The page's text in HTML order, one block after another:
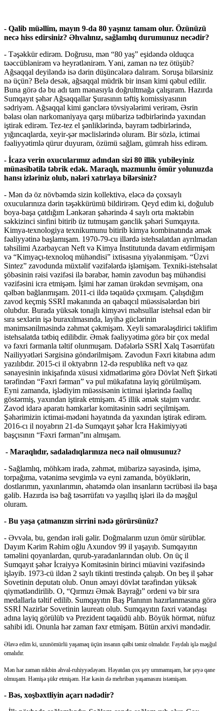
- Qalib müəllim, mayın 9-da 80 yaşınız tamam olur. Özünüzü
necə hiss edirsiniz? Əhvalınız, sağlamlıq durumunuz necədir?
- Təşəkkür edirəm. Doğrusu, mən “80 yaş” eşidəndə olduqca
təəccüblənirəm və heyrətlənirəm. Yəni, zaman nə tez ötüşüb?
Ağsaqqal deyiləndə isə dərin düşüncələrə dalıram. Soruşa bilərsiniz
nə üçün? Belə desək, ağsaqqal müdrik bir insan kimi qəbul edilir.
Buna görə də bu adı tam mənasıyla doğrultmağa çalışıram. Hazırda
Sumqayıt şəhər Ağsaqqallar Şurasının təftiş komissiyasının
sədriyəm. Ağsaqqal kimi gənclərə tövsiyələrimi verirəm, Əsrin
bəlası olan narkomaniyaya qarşı mübarizə tədbirlərində yaxından
iştirak edirəm. Tez-tez el şənliklərində, bayram tədbirlərində,
yığıncaqlarda, xeyir-şər məclislərində oluram. Bir sözlə, ictimai
fəaliyyətimlə qürur duyuram, özümü sağlam, gümrah hiss edirəm.
- İcazə verin oxucularımız adından sizi 80 illik yubileyiniz
münasibətilə təbrik edək. Maraqlı, məzmunlu ömür yolunuzda
hansı izləriniz olub, nələri xatırlaya bilərsiniz?
- Mən də öz növbəmdə sizin kollektivə, eləcə də çoxsaylı
oxucularınıza dərin təşəkkürümü bildirirəm. Qeyd edim ki, doğulub
boya-başa çatdığım Lənkəran şəhərində 4 saylı orta məktəbin
səkkizinci sinfini bitirib üz tutmuşam gənclik şəhəri Sumqayıta.
Kimya-texnologiya texnikumunu bitirib kimya kombinatında əmək
fəaliyyətinə başlamışam. 1970-79-cu illərdə istehsalatdan ayrılmadan
təhsilimi Azərbaycan Neft və Kimya İnstitutunda davam etdirmişəm
və “Kimyaçı-texnoloq mühəndisi” ixtisasına yiyələnmişəm. “Üzvi
Sintez” zavodunda müxtəlif vəzifələrdə işləmişəm. Texniki-istehsalat
şöbəsinin rəisi vəzifəsi ilə bərabər, həmin zavodun baş mühəndisi
vəzifəsini icra etmişəm. İşimi hər zaman ürəkdən sevmişəm, ona
qəlbən bağlanmışam. 2011-ci ildə təqaüdə çıxmışam. Çalışdığım
zavod keçmiş SSRİ məkanında ən qabaqcıl müəssisələrdən biri
olubdur. Burada yüksək tonajlı kimyəvi məhsullar istehsal edən bir
sıra sexlərin işə buraxılmasında, layihə güclərinin
mənimsənilməsində zəhmət çəkmişəm. Xeyli səmərələşdirici təklifim
istehsalatda tətbiq edilibdir. Əmək fəaliyyətimə görə bir çox medal
və fəxri fərmanla təltif olunmuşam. Dəfələrlə SSRİ Xalq Təsərrüfatı
Nailiyyətləri Sərgisinə göndərilmişəm. Zavodun Fəxri kitabına adım
yazılıbdır. 2015-ci il oktyabrın 12-də respublika neft və qaz
sənayesinin inkişafında xüsusi xidmətlərimə görə Dövlət Neft Şirkəti
tərəfindən “Fəxri fərman” və pul mükafatına layiq görülmüşəm.
Eyni zamanda, işlədiyim müəssisənin ictimai işlərində fəallıq
göstərmiş, yaxından iştirak etmişəm. 45 illik əmək stajım vardır.
Zavod idarə aparatı həmkarlar komitəsinin sədri seçilmişəm.
Şəhərimizin ictimai-mədəni həyatında da yaxından iştirak edirəm.
2016-cı il noyabrın 21-də Sumqayıt şəhər İcra Hakimiyyəti
başçısının “Fəxri fərman”ını almışam.
- Maraqlıdır, sadaladıqlarınıza necə nail olmusunuz?
- Sağlamlıq, möhkəm iradə, zəhmət, mübarizə sayəsində, işimə,
torpağıma, vətənimə sevgimlə və eyni zamanda, böyüklərin,
dostlarımın, yaxınlarımın, əhatəmdə olan insanların təcrübəsi ilə başa
gəlib. Hazırda isə bağ təsərrüfatı və yaşıllıq işləri ilə də məşğul
oluram.
- Bu yaşa çatmanızın sirrini nədə görürsünüz?
- Əvvəla, bu, gendən irəli gəlir. Doğmalarım uzun ömür sürüblər.
Dayım Kərim Rəhim oğlu Axundov 99 il yaşayıb. Sumqayıtın
təməlini qoyanlardan, qurub-yaradanlarından olub. On üç il
Sumqayıt şəhər İcraiyyə Komitəsinin birinci müavini vəzifəsində
işləyib. 1973-cü ildən 2 saylı tikinti trestində çalışıb. On beş il şəhər
Sovetinin deputatı olub. Onun əməyi dövlət tərəfindən yüksək
qiymətləndirilib. O, “Qırmızı Əmək Bayrağı” ordeni və bir sıra
medallarla təltif edilib. Sumqayıtın Baş Planının hazırlanmasına görə
SSRİ Nazirlər Sovetinin laureatı olub. Sumqayıtın fəxri vətəndaşı
adına layiq görülüb və Prezident təqaüdü alıb. Böyük hörmət, nüfuz
sahibi idi. Onunla hər zaman fəxr etmişəm. Bütün arxivi məndədir.
Əlavə edim ki, uzunömürlü yaşamaq üçün insanın qəlbi təmiz olmalıdır. Faydalı işlə məşğul
omalıdır.
Mən hər zaman nikbin əhval-ruhiyyədəyəm. Həyatdan çox şey ummamışam, hər şeyə qane
olmuşam. Həmişə şükr etmişəm. Hər kəsin də mehriban yaşamasını istəmişəm.
- Bəs, xoşbəxtliyin açarı nədədir?